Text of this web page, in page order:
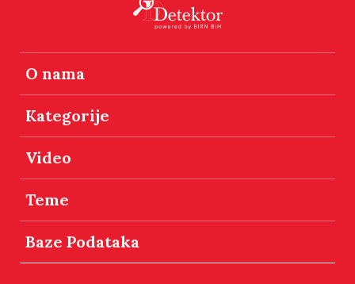
O nama
Kategorije
Video
Teme
Baze Podataka